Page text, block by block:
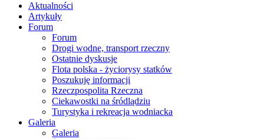
Aktualności
Artykuły
Forum
Forum
Drogi wodne, transport rzeczny
Ostatnie dyskusje
Flota polska - życiorysy statków
Poszukuję informacji
Rzeczpospolita Rzeczna
Ciekawostki na śródlądziu
Turystyka i rekreacja wodniacka
Galeria
Galeria